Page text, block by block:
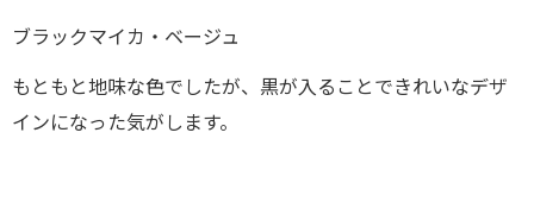
ブラックマイカ・ベージュ
もともと地味な色でしたが、黒が入ることできれいなデザ
インになった気がします。